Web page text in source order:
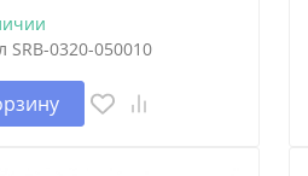
SRB-0320-050010